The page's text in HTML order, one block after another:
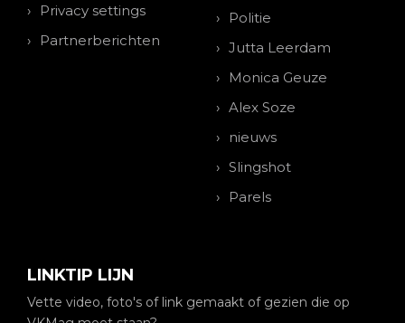
Privacy settings
Partnerberichten
Politie
Jutta Leerdam
Monica Geuze
Alex Soze
nieuws
Slingshot
Parels
LINKTIP LIJN
Vette video, foto's of link gemaakt of gezien die op